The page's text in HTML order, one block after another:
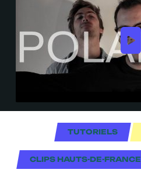
TUTORIELS
CLIPS HAUTS-DE-FRANCE